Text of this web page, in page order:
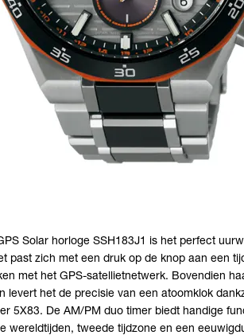
Solar horloge SSH183J1 is het perfect
past zich met een druk op de knop aan een
met het GPS-satellietnetwerk. Bovendien
levert het de precisie van een atoomklok
5X83. De AM/PM duo timer biedt handige
wereldtijden, tweede tijdzone en een